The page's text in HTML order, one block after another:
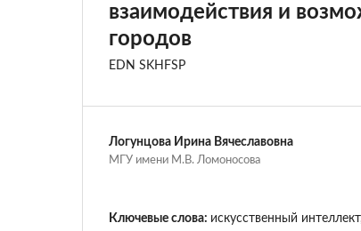
взаимодействия и
городов
EDN SKHFSP
Логунцова Ирина Вячеславовна
МГУ имени М.В. Ломоносова
Ключевые слова: искусственный